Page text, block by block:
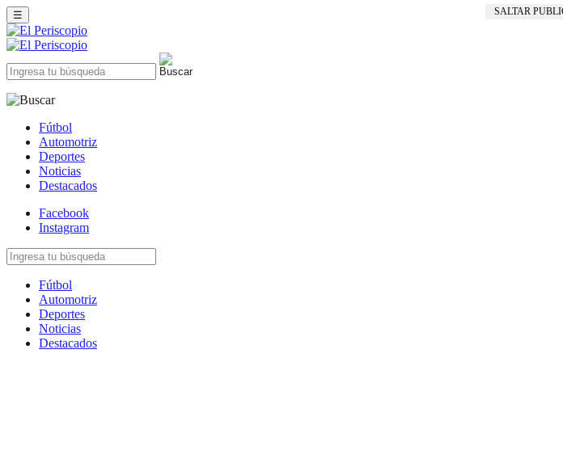
SALTAR
☰
Fútbol
Automotriz
Deportes
Noticias
Destacados
Facebook
Instagram
Fútbol
Automotriz
Deportes
Noticias
Destacados